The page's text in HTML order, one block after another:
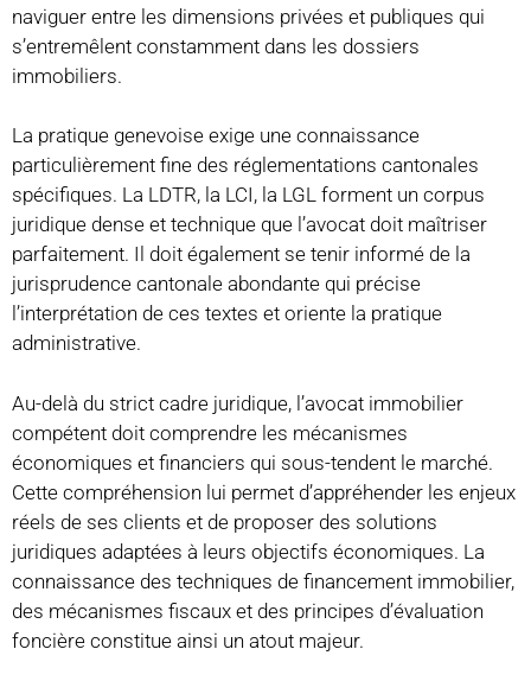
naviguer entre les dimensions privées et publiques qui
s’entremêlent constamment dans les dossiers
immobiliers.
La pratique genevoise exige une connaissance
particulièrement fine des réglementations cantonales
spécifiques. La LDTR, la LCI, la LGL forment un corpus
juridique dense et technique que l’avocat doit maîtriser
parfaitement. Il doit également se tenir informé de la
jurisprudence cantonale abondante qui précise
l’interprétation de ces textes et oriente la pratique
administrative.
Au-delà du strict cadre juridique, l’avocat immobilier
compétent doit comprendre les mécanismes
économiques et financiers qui sous-tendent le marché.
Cette compréhension lui permet d’appréhender les enjeux
réels de ses clients et de proposer des solutions
juridiques adaptées à leurs objectifs économiques. La
connaissance des techniques de financement immobilier,
des mécanismes fiscaux et des principes d’évaluation
foncière constitue ainsi un atout majeur.